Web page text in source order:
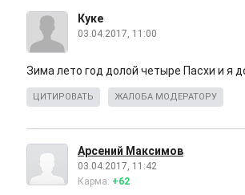
Куке
03.04.2017, 11:00
Зима лето год долой четыре Пасхи и я
ЦИТИРОВАТЬ ЖАЛОБА МОДЕРАТОРУ
Арсений Максимов
03.04.2017, 11:42
Карма: +62